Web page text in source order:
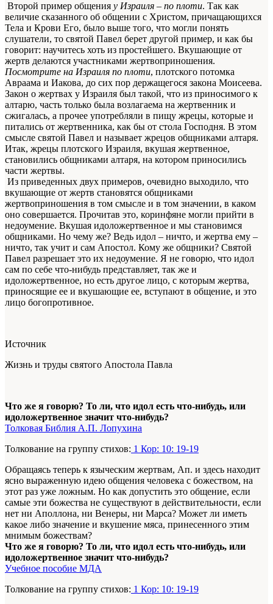
Второй пример общения у Израиля – по плоти. Так как
величие сказанного об общении с Христом, причащающихся
Тела и Крови Его, было выше того, что могли понять
слушатели, то святой Павел берет другой пример, и как бы
говорит: научитесь хоть из простейшего. Вкушающие от
жертв делаются участниками жертвоприношения.
Посмотрите на Израиля по плоти, плотского потомка
Авраама и Иакова, до сих пор держащегося закона Моисеева.
Закон о жертвах у Израиля был такой, что из приносимого к
алтарю, часть только была возлагаема на жертвенник и
сжигалась, а прочее употребляли в пищу жрецы, которые и
питались от жертвенника, как бы от стола Господня. В этом
смысле святой Павел и называет жрецов общниками алтаря.
Итак, жрецы плотского Израиля, вкушая жертвенное,
становились общниками алтаря, на котором приносились
части жертвы.
Из приведенных двух примеров, очевидно выходило, что
вкушающие от жертв становятся общниками
жертвоприношения в том смысле и в том значении, в каком
оно совершается. Прочитав это, коринфяне могли прийти в
недоумение. Вкушая идоложертвенное и мы становимся
общниками. Но чему же? Ведь идол – ничто, и жертва ему –
ничто, так учит и сам Апостол. Кому же общники? Святой
Павел разрешает это их недоумение. Я не говорю, что идол
сам по себе что-нибудь представляет, так же и
идоложертвенное, но есть другое лицо, с которым жертва,
приносящие ее и вкушающие ее, вступают в общение, и это
лицо богопротивное.
Источник
Жизнь и труды святого Апостола Павла
Что же я говорю? То ли, что идол есть что-нибудь, или
идоложертвенное значит что-нибудь?
Толковая Библия А.П. Лопухина
Толкование на группу стихов: 1 Кор: 10: 19-19
Обращаясь теперь к языческим жертвам, Ап. и здесь находит
ясно выраженную идею общения человека с божеством, на
этот раз уже ложным. Но как допустить это общение, если
самые эти божества не существуют в действительности, если
нет ни Аполлона, ни Венеры, ни Марса? Может ли иметь
какое либо значение и вкушение мяса, принесенного этим
мнимым божествам?
Что же я говорю? То ли, что идол есть что-нибудь, или
идоложертвенное значит что-нибудь?
Учебное пособие МДА
Толкование на группу стихов: 1 Кор: 10: 19-19